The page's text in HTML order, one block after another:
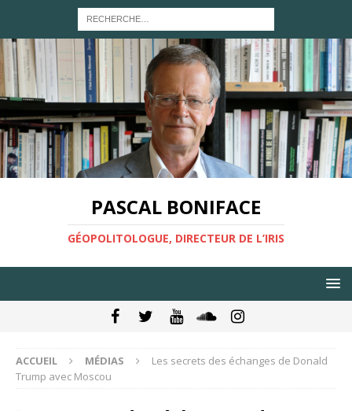
PASCAL BONIFACE
GÉOPOLITOLOGUE, DIRECTEUR DE L’IRIS
ACCUEIL MÉDIAS
Les secrets des échanges de Donald
Trump avec Moscou